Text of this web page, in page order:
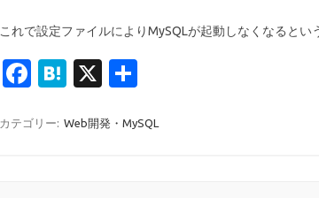
これで設定ファイルによりMySQLが起動しなくなるとい
Fa
e
H
e
X
カテゴリー: Web開発・MySQL